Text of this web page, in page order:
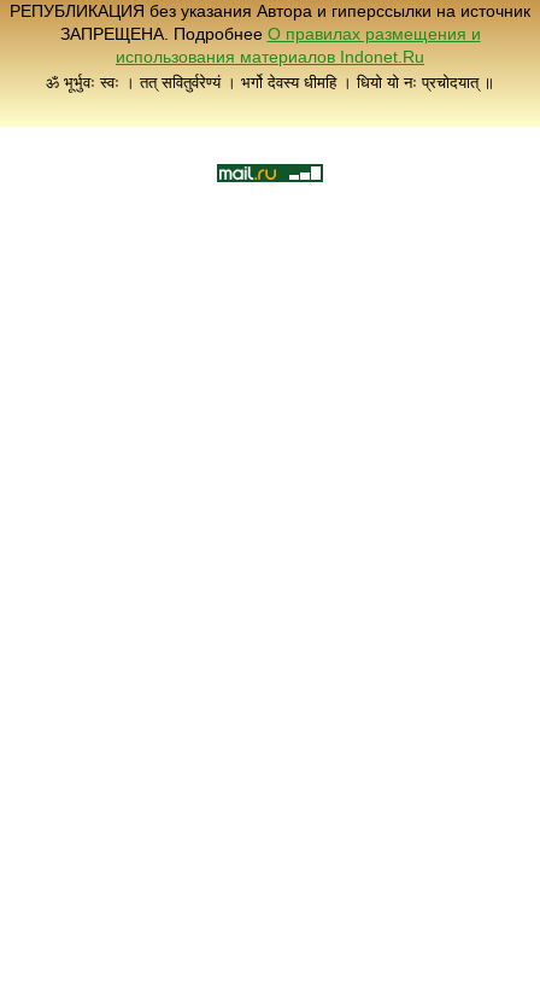
РЕПУБЛИКАЦИЯ без указания Автора и гиперссылки на источник
ЗАПРЕЩЕНА. Подробнее О правилах размещения и
использования материалов Indonet.Ru
ॐ भूर्भुवः स्वः । तत् सवितुर्वरेण्यं । भर्गो देवस्य धीमहि । धियो यो नः प्रचोदयात् ॥